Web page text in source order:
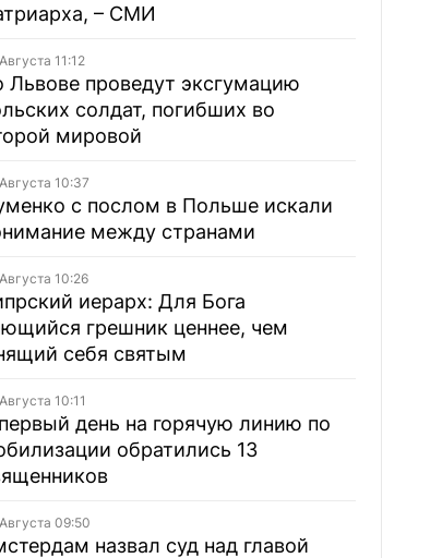
– СМИ
11:12
Львове проведут эксгумацию
солдат, погибших во
мировой
10:37
с послом в Польше искали
между странами
10:26
иерарх: Для Бога
грешник ценнее, чем
себя святым
10:11
день на горячую линию по
обратились 13
09:50
назвал суд над главой